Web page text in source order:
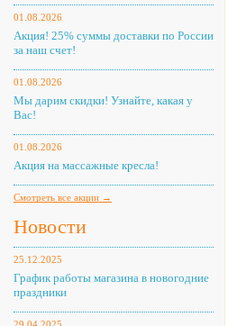
01.08.2026
Акция! 25% суммы доставки по России
за наш счет!
01.08.2026
Мы дарим скидки! Узнайте, какая у
Вас!
01.08.2026
Акция на массажные кресла!
Смотреть все акции →
Новости
25.12.2025
График работы магазина в новогодние
праздники